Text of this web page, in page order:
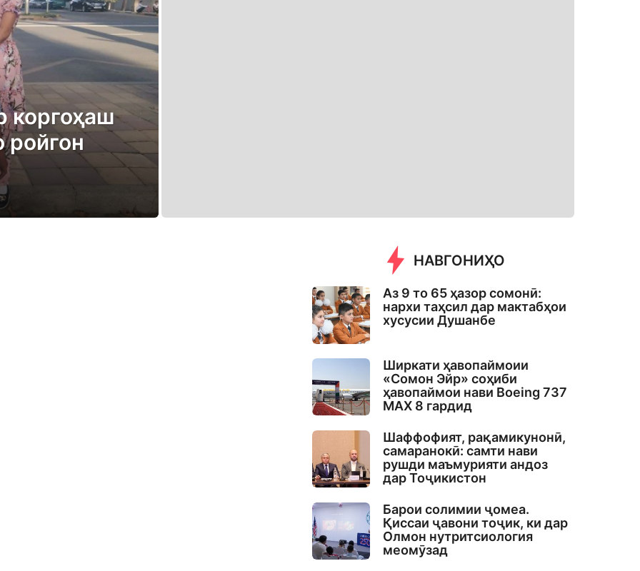
коргоҳаш
ройгон
НАВГОНИҲО
Аз 9 то 65 ҳазор сомонӣ:
нархи таҳсил дар мактабҳои
хусусии Душанбе
Ширкати ҳавопаймоии
«Сомон Эйр» соҳиби
ҳавопаймои нави Boeing 737
MAX 8 гардид
Шаффофият, рақамикунонӣ,
самаранокӣ: самти нави
рушди маъмурияти андоз
дар Тоҷикистон
Барои солимии ҷомеа.
Қиссаи ҷавони тоҷик, ки дар
Олмон нутритсиология
меомӯзад